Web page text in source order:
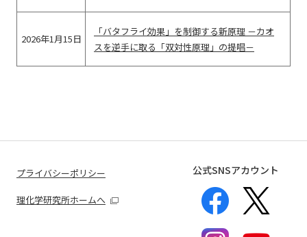
2026年1月15日
「バタフライ効果」を制御する新原理 －カオ
スを逆手に取る「双対性原理」の提唱－
プライバシーポリシー
理化学研究所ホームへ
公式SNSアカウント